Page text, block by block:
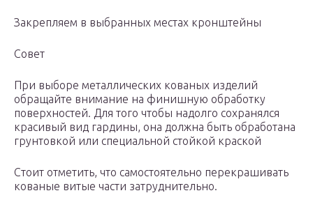
Закрепляем в выбранных местах кронштейны
Совет
При выборе металлических кованых изделий
обращайте внимание на финишную обработку
поверхностей. Для того чтобы надолго сохранялся
красивый вид гардины, она должна быть обработана
грунтовкой или специальной стойкой краской
Стоит отметить, что самостоятельно перекрашивать
кованые витые части затруднительно.